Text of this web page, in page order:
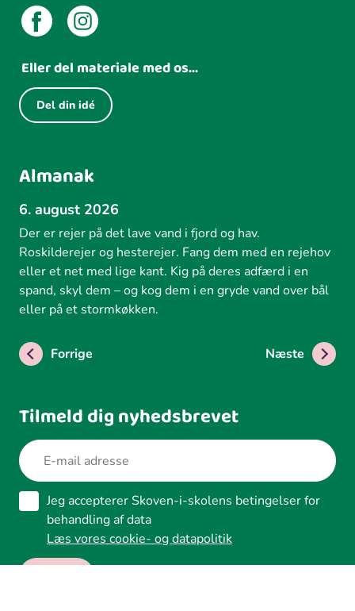
Eller del materiale med os...
Del din idé
Almanak
6. august 2026
Der er rejer på det lave vand i fjord og hav.
Roskilderejer og hesterejer. Fang dem med en rejehov
eller et net med lige kant. Kig på deres adfærd i en
spand, skyl dem – og kog dem i en gryde vand over bål
eller på et stormkøkken.
Forrige Næste
Tilmeld dig nyhedsbrevet
Jeg accepterer Skoven-i-skolens betingelser for
behandling af data
Læs vores cookie- og datapolitik